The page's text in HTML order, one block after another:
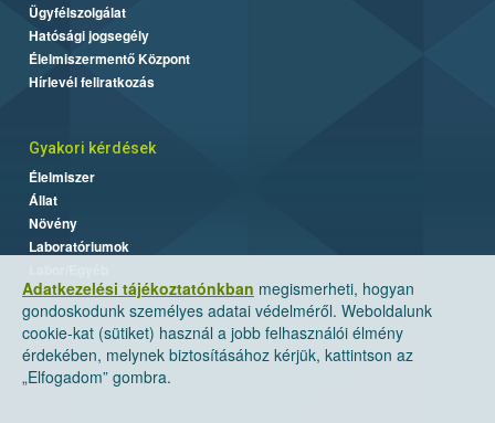
Adatkezelési tájékoztatónkban megismerheti, hogyan
gondoskodunk személyes adatai védelméről. Weboldalunk
cookie-kat (sütiket) használ a jobb felhasználói élmény
érdekében, melynek biztosításához kérjük, kattintson az
„Elfogadom” gombra.
Ügyfélszolgálat
Hatósági jogsegély
Élelmiszermentő Központ
Hírlevél feliratkozás
Gyakori kérdések
Élelmiszer
Állat
Növény
Laboratóriumok